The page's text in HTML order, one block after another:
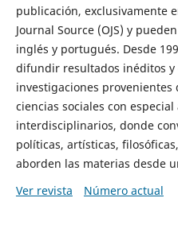
publicación, exclusivamente
Journal Source (OJS) y
inglés y portugués. Desde
difundir resultados inéditos
investigaciones
ciencias sociales con
interdisciplinarios, donde
políticas, artísticas,
aborden las materias desde
Ver revista
Número actual